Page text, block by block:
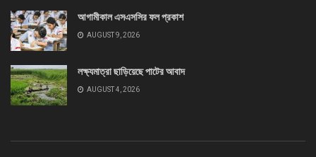
আগামীকাল এসএসসির ফল প্রকাশ
AUGUST 9, 2026
লক্ষ্যমাত্রা ছাড়িয়েছে পাটের আবাদ
AUGUST 4, 2026